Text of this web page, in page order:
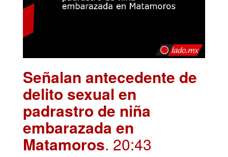
Señalan antecedente de
delito sexual en
padrastro de niña
embarazada en
Matamoros. 20:43